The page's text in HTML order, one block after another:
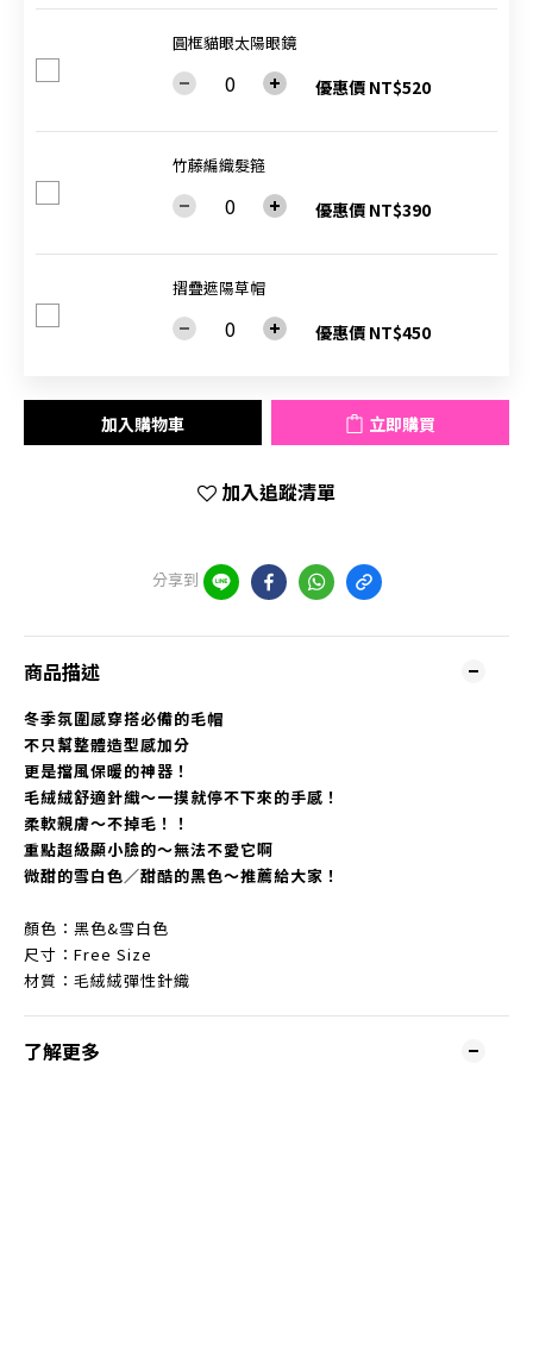
圓框貓眼太陽眼鏡
優惠價 NT$520
竹藤編織髮箍
優惠價 NT$390
摺疊遮陽草帽
優惠價 NT$450
加入購物車 立即購買
加入追蹤清單
分享到
商品描述
冬季氛圍感穿搭必備的毛帽
不只幫整體造型感加分
更是擋風保暖的神器！
毛絨絨舒適針織～一摸就停不下來的手感！
柔軟親膚～不掉毛！！
重點超級顯小臉的～無法不愛它啊
微甜的雪白色／甜酷的黑色～推薦給大家！
顏色：黑色&雪白色
尺寸：Free Size
材質：毛絨絨彈性針織
了解更多